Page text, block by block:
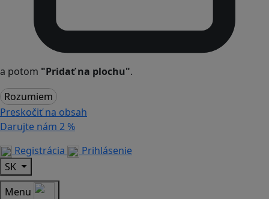
a potom "Pridať na plochu".
Rozumiem
Preskočiť na obsah
Darujte nám 2 %
Registrácia
Prihlásenie
SK
Menu